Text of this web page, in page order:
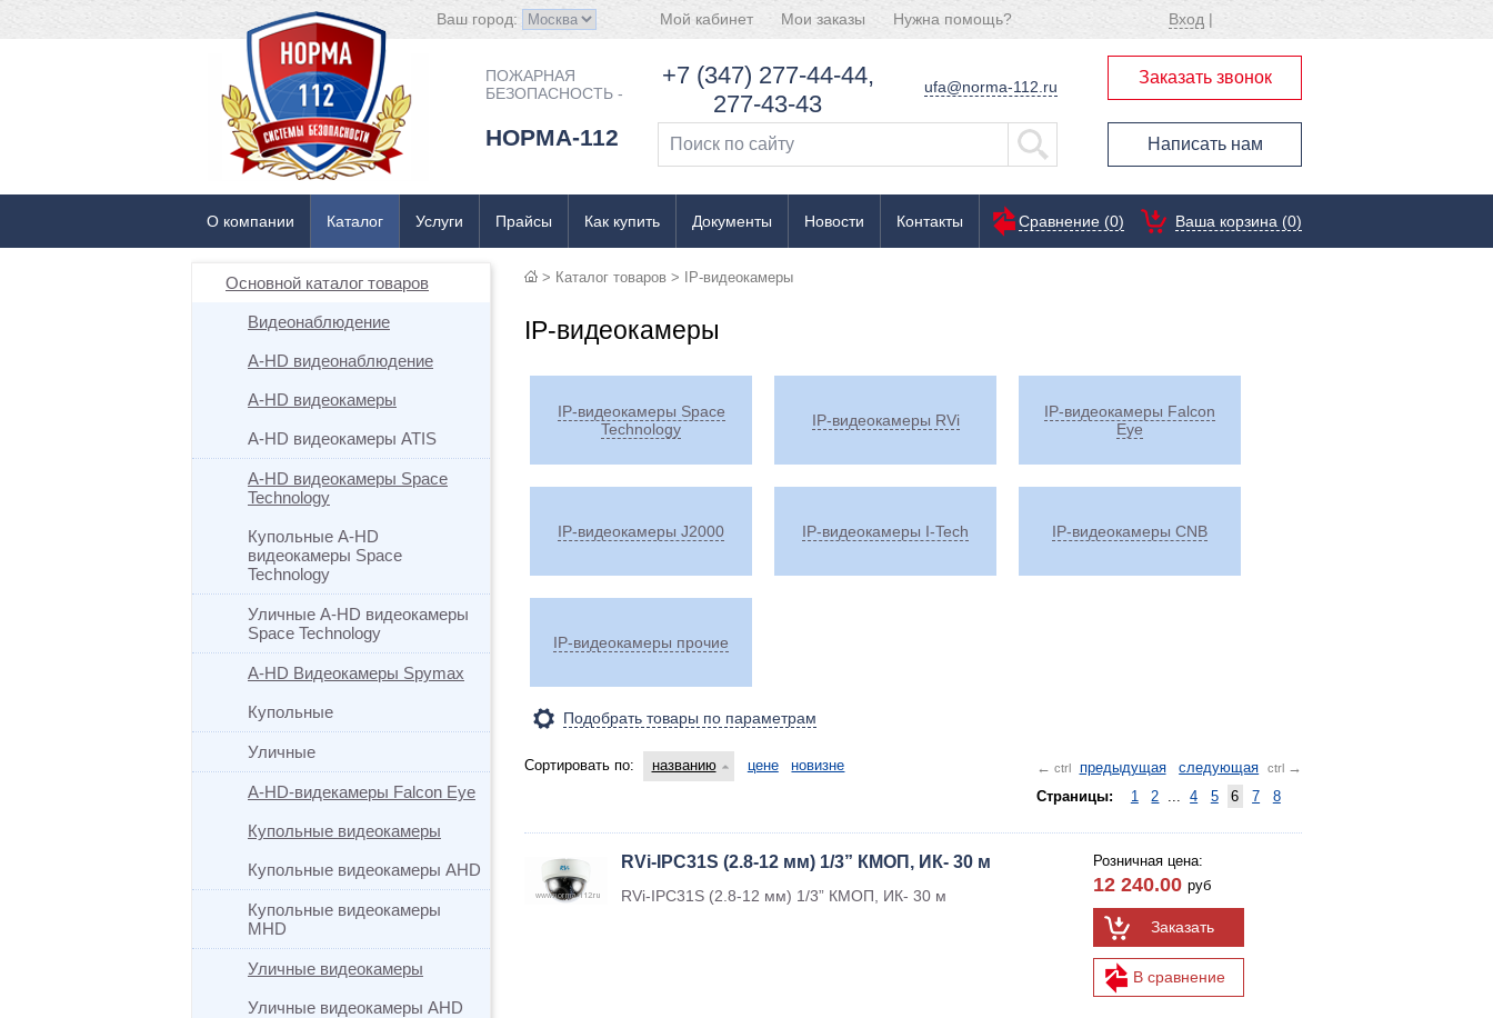
Ваш город: Нужна помощь?
Мои заказы
Мой кабинет Вход |
ПОЖАРНАЯ
БЕЗОПАСНОСТЬ -
НОРМА-112
+7 (347) 277-44-44,
277-43-43
ufa@norma-112.ru Заказать звонок
Написать нам
О компании Каталог Услуги Прайсы Как купить Документы Новости Контакты Ваша корзина (0)
Сравнение (0)
> Каталог товаров > IP-видеокамеры
Основной каталог товаров
Видеонаблюдение
A-HD видеонаблюдение
A-HD видеокамеры
A-HD видеокамеры ATIS
A-HD видеокамеры Space
Technology
Купольные A-HD
видеокамеры Space
Technology
Уличные A-HD видеокамеры
Space Technology
A-HD Видеокамеры Spymax
Купольные
Уличные
A-HD-видекамеры Falcon Eye
Купольные видеокамеры
Купольные видеокамеры AHD
Купольные видеокамеры
MHD
Уличные видеокамеры
Уличные видеокамеры AHD
IP-видеокамеры
IP-видеокамеры Space
Technology
IP-видеокамеры RVi
IP-видеокамеры Falcon
Eye
IP-видеокамеры J2000 IP-видеокамеры I-Tech IP-видеокамеры CNB
IP-видеокамеры прочие
Подобрать товары по параметрам
Сортировать по: названию цене новизне ← ctrl предыдущая следующая ctrl →
Страницы: 1 2 ... 4 5 6 7 8
RVi-IPC31S (2.8-12 мм) 1/3” КМОП, ИК- 30 м
RVi-IPC31S (2.8-12 мм) 1/3” КМОП, ИК- 30 м
Розничная цена:
12 240.00 руб
Заказать
В сравнение